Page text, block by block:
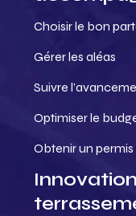
Choisir le bon
Gérer les aléas
Suivre
Optimiser le
Obtenir un